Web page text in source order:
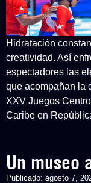
Hidratación
creatividad. Así
espectadores las
que acompañan la
XXV Juegos
Caribe en
Un museo
Publicado: agosto 7,